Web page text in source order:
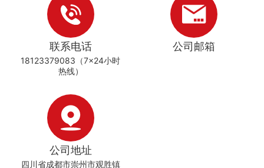
联系电话
18123379083 （7x24小时
热线）
公司邮箱
公司地址
四川省成都市崇州市观胜镇